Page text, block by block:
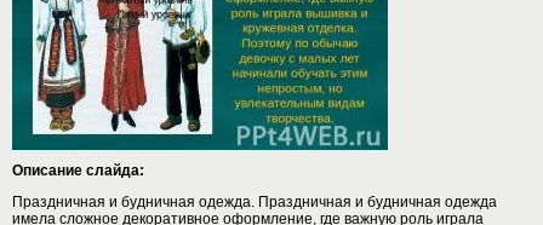
Описание слайда:
Праздничная и будничная одежда. Праздничная и будничная одежда
имела сложное декоративное оформление, где важную роль играла